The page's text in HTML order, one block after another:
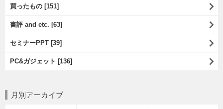
買ったもの [151]
書評 and etc. [63]
セミナーPPT [39]
PC&ガジェット [136]
月別アーカイブ